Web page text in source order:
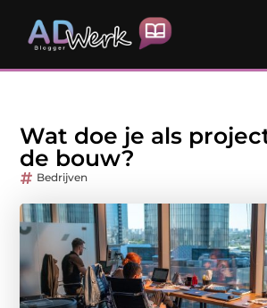
Wat doe je als
de bouw?
Bedrijven